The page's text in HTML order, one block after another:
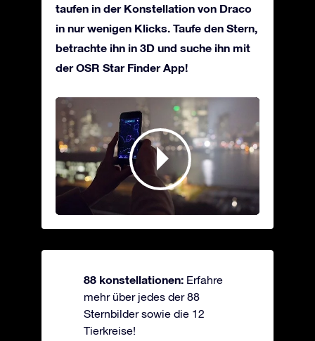
taufen in der Konstellation von Draco
in nur wenigen Klicks. Taufe den Stern,
betrachte ihn in 3D und suche ihn mit
der OSR Star Finder App!
88 konstellationen: Erfahre
mehr über jedes der 88
Sternbilder sowie die 12
Tierkreise!